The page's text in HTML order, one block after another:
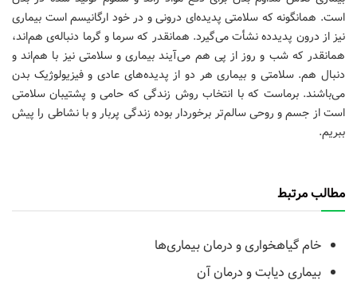
است. همانگونه که سلامتی پدیده‌ای درونی و در خود ارگانیسم است بیماری
نیز از درون پدیدده نشأت می‌گیرد. همانقدر که سرما و گرما دنباله‌ی هم‌اند،
همانقدر که شب و روز از پی هم می‌آیند بیماری و سلامتی نیز با هم‌اند و
دنبال هم. سلامتی و بیماری هر دو از پدیده‌های عادی و فیزیولوژیک بدن
می‌باشند. برماست که با انتخاب روش زندگی که حامی و پشتیبان سلامتی
است از جسم و روحی سالم‌تر برخوردار بوده زندگی پربار و با نشاطی را پیش
ببریم.
مطالب مرتبط
خام گیاهخواری و درمان بیماری‌ها
بیماری دیابت و درمان آن